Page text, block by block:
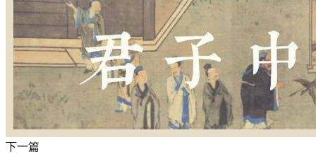
下一篇